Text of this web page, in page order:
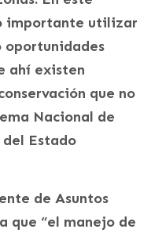
importante utilizar
oportunidades
ahí existen
que no
Nacional de
Estado
de Asuntos
que “el manejo de